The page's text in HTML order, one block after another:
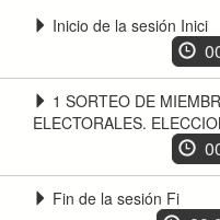
Inicio de la sesión Inici
1 SORTEO DE
ELECTORALES.
Fin de la sesión Fi